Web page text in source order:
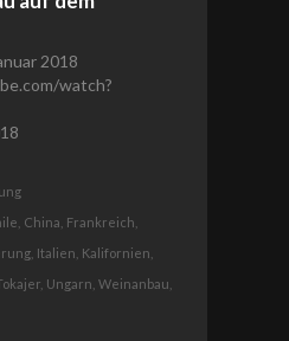
2018
watch?
China, Frankreich,
Italien, Kalifornien,
Ungarn, Weinanbau,